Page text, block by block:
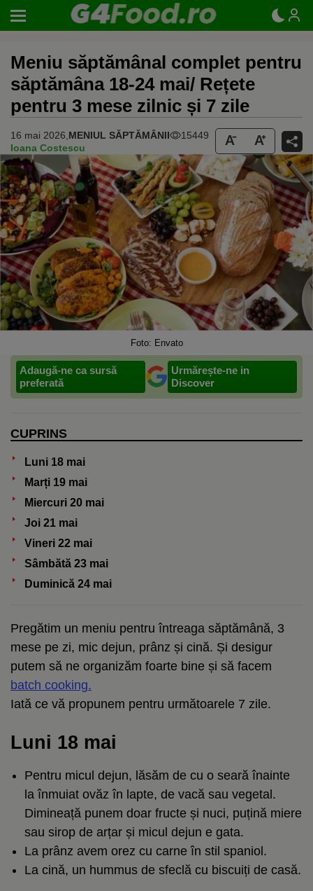
Meniu săptămânal complet pentru
săptămâna 18-24 mai/ Rețete
pentru 3 mese zilnic și 7 zile
16 mai 2026, MENIUL SĂPTĂMÂNII
15449
Ioana Costescu
Foto: Envato
Adaugă-ne ca sursă
preferată
Urmărește-ne in
Discover
CUPRINS
Luni 18 mai
Marți 19 mai
Miercuri 20 mai
Joi 21 mai
Vineri 22 mai
Sâmbătă 23 mai
Duminică 24 mai
Pregătim un meniu pentru întreaga săptămână, 3
mese pe zi, mic dejun, prânz și cină. Și desigur
putem să ne organizăm foarte bine și să facem
batch cooking.
Iată ce vă propunem pentru următoarele 7 zile.
Luni 18 mai
Pentru micul dejun, lăsăm de cu o seară înainte
la înmuiat ovăz în lapte, de vacă sau vegetal.
Dimineață punem doar fructe și nuci, puțină miere
sau sirop de arțar și micul dejun e gata.
La prânz avem orez cu carne în stil spaniol.
La cină, un hummus de sfeclă cu biscuiți de casă.